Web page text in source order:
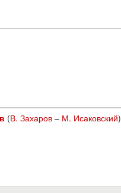
(В. Захаров – М. Исаковский)